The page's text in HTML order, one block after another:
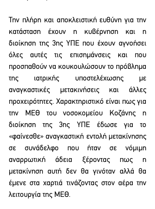
Την πλήρη και αποκλειστική ευθύνη για την
κατάσταση έχουν η κυβέρνηση και η
διοίκηση της 3ης ΥΠΕ που έχουν αγνοήσει
όλες αυτές τις επισημάνσεις και που
προσπαθούν να κουκουλώσουν το πρόβλημα
της ιατρικής υποστελέχωσης με
αναγκαστικές μετακινήσεις και άλλες
προχειρότητες. Χαρακτηριστικό είναι πως για
την ΜΕΘ του νοσοκομείου Κοζάνης η
διοίκηση της 3ης ΥΠΕ έδωσε για το
«φαίνεσθε» αναγκαστική εντολή μετακίνησης
σε συνάδελφο που ήταν σε νόμιμη
αναρρωτική άδεια ξέροντας πως η
μετακίνηση αυτή δεν θα γινόταν αλλά θα
έμενε στα χαρτιά τινάζοντας στον αέρα την
λειτουργία της ΜΕΘ.